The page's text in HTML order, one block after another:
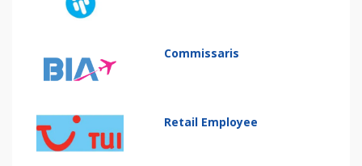
Commissaris
Retail Employee